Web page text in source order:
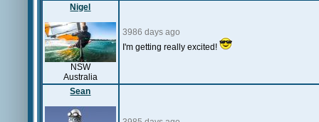
Nigel
NSW
Australia
3986 days ago
I'm getting really excited!
Sean